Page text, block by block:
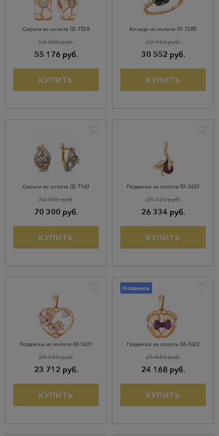
Серьги из золота 02-7528
55 176 руб.
58 080 руб.
КУПИТЬ
Кольцо из золота 01-7285
30 552 руб.
32 160 руб.
КУПИТЬ
Серьги из золота 02-7163
70 300 руб.
74 000 руб.
КУПИТЬ
Подвеска из золота 03-3632
26 334 руб.
27 720 руб.
КУПИТЬ
Подвеска из золота 03-3631
23 712 руб.
24 960 руб.
КУПИТЬ
Новинка
Подвеска из золота 03-3623
24 168 руб.
25 440 руб.
КУПИТЬ